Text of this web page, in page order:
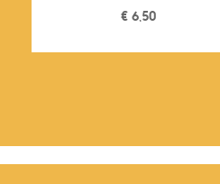
€ 6,50